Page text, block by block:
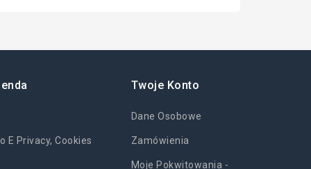
E Privacy, Cookies
Twoje Konto
Dane Osobowe
Zamówienia
Moje Pokwitowania -